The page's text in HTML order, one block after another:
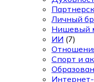
Личный
Нишевый
ИИ (7)
Спорт и